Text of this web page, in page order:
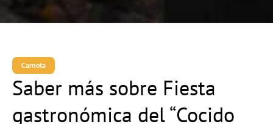
Carnota
Saber más sobre Fiesta
gastronómica del “Cocido